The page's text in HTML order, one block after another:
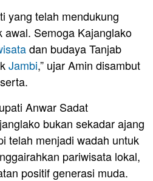
yang telah mendukung
awal. Semoga Kajanglako
dan budaya Tanjab
Jambi,” ujar Amin disambut
Anwar Sadat
bukan sekadar ajang
telah menjadi wadah untuk
pariwisata lokal,
positif generasi muda.